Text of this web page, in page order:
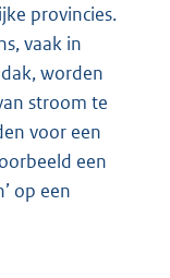
provincies.
vaak in
worden
stroom te
voor een
een
op een